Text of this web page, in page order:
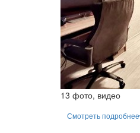
13 фото, видео
Смотреть подробнее